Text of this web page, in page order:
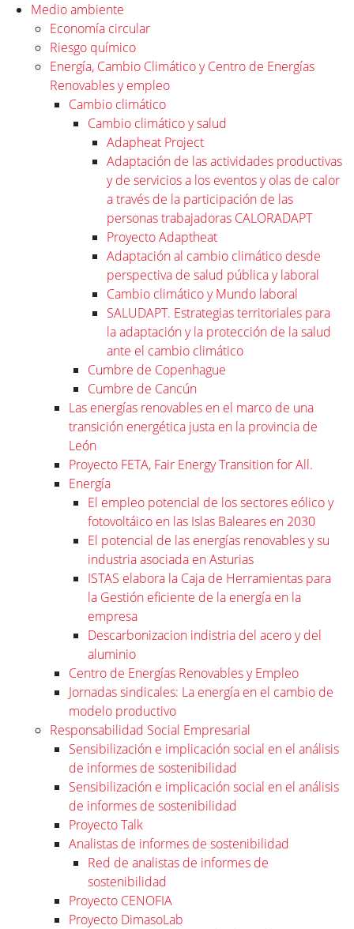
Medio ambiente
Economía circular
Riesgo químico
Energía, Cambio Climático y Centro de Energías
Renovables y empleo
Cambio climático
Cambio climático y salud
Adapheat Project
Adaptación de las actividades productivas
y de servicios a los eventos y olas de calor
a través de la participación de las
personas trabajadoras CALORADAPT
Proyecto Adaptheat
Adaptación al cambio climático desde
perspectiva de salud pública y laboral
Cambio climático y Mundo laboral
SALUDAPT. Estrategias territoriales para
la adaptación y la protección de la salud
ante el cambio climático
Cumbre de Copenhague
Cumbre de Cancún
Las energías renovables en el marco de una
transición energética justa en la provincia de
León
Proyecto FETA, Fair Energy Transition for All.
Energía
El empleo potencial de los sectores eólico y
fotovoltáico en las Islas Baleares en 2030
El potencial de las energías renovables y su
industria asociada en Asturias
ISTAS elabora la Caja de Herramientas para
la Gestión eficiente de la energía en la
empresa
Descarbonizacion indistria del acero y del
aluminio
Centro de Energías Renovables y Empleo
Jornadas sindicales: La energía en el cambio de
modelo productivo
Responsabilidad Social Empresarial
Sensibilización e implicación social en el análisis
de informes de sostenibilidad
Sensibilización e implicación social en el análisis
de informes de sostenibilidad
Proyecto Talk
Analistas de informes de sostenibilidad
Red de analistas de informes de
sostenibilidad
Proyecto CENOFIA
Proyecto DimasoLab